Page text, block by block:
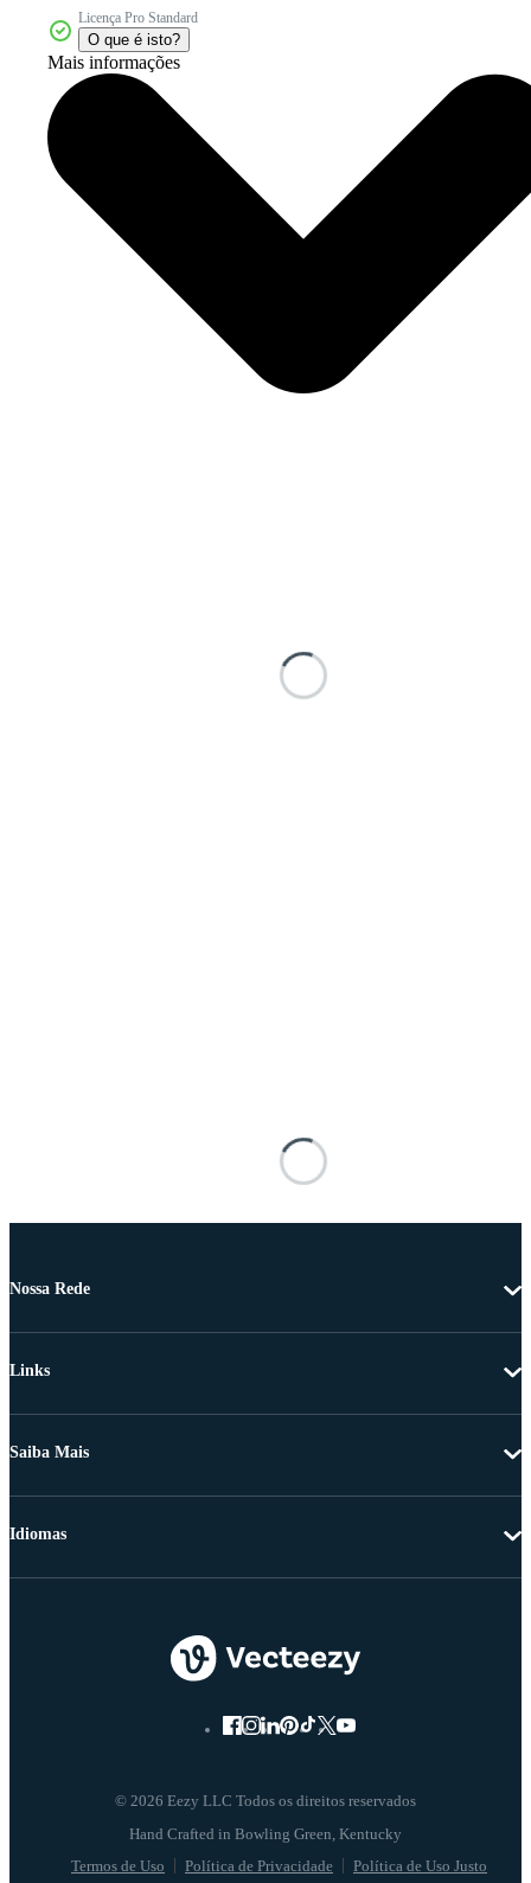
Licença Pro Standard
O que é isto?
Mais informações
Nossa Rede
Links
Saiba Mais
© 2026 Eezy LLC Todos os direitos reservados
Termos de Uso Política de Privacidade Política de Uso Justo
Idiomas